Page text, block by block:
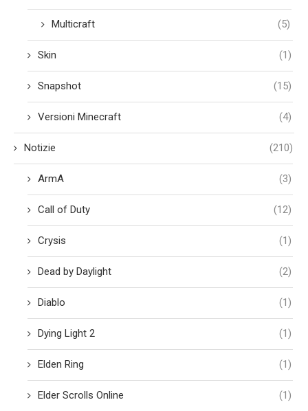
Multicraft (5)
Skin (1)
Snapshot (15)
Versioni Minecraft (4)
Notizie (210)
ArmA (3)
Call of Duty (12)
Crysis (1)
Dead by Daylight (2)
Diablo (1)
Dying Light 2 (1)
Elden Ring (1)
Elder Scrolls Online (1)